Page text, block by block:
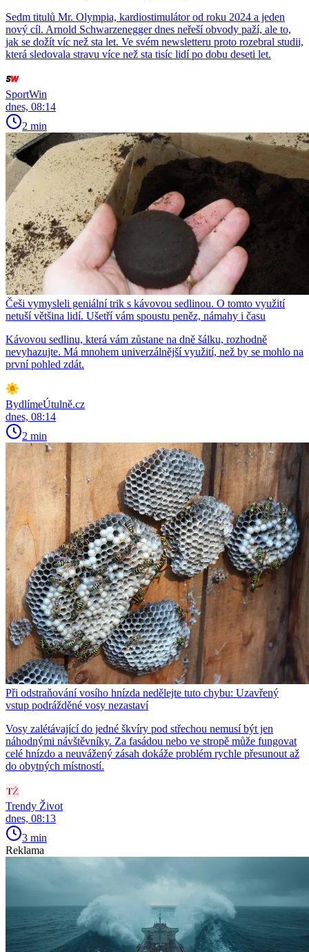
Sedm titulů Mr. Olympia, kardiostimulátor od roku 2024 a jeden
nový cíl. Arnold Schwarzenegger dnes neřeší obvody paží, ale to,
jak se dožít víc než sta let. Ve svém newsletteru proto rozebral studii,
která sledovala stravu více než sta tisíc lidí po dobu deseti let.
SportWin
dnes, 08:14
2 min
Češi vymysleli geniální trik s kávovou sedlinou. O tomto využití
netuší většina lidí. Ušetří vám spoustu peněz, námahy i času
Kávovou sedlinu, která vám zůstane na dně šálku, rozhodně
nevyhazujte. Má mnohem univerzálnější využití, než by se mohlo na
první pohled zdát.
BydlímeÚtulně.cz
dnes, 08:14
2 min
Při odstraňování vosího hnízda nedělejte tuto chybu: Uzavřený
vstup podrážděné vosy nezastaví
Vosy zalétávající do jedné škvíry pod střechou nemusí být jen
náhodnými návštěvníky. Za fasádou nebo ve stropě může fungovat
celé hnízdo a neuvážený zásah dokáže problém rychle přesunout až
do obytných místností.
Trendy Život
dnes, 08:13
3 min
Reklama